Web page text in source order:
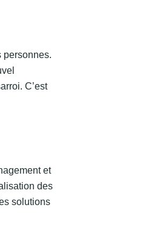
personnes.
C’est
et
des
solutions